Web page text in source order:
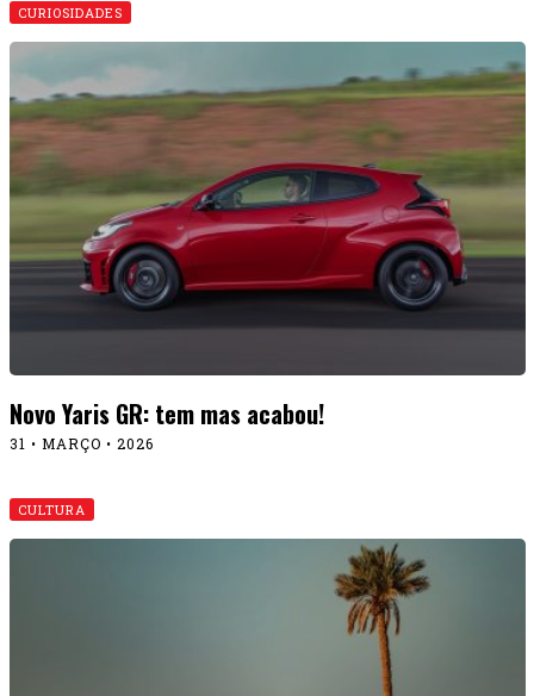
CURIOSIDADES
Novo Yaris GR: tem mas acabou!
31 • MARÇO • 2026
CULTURA